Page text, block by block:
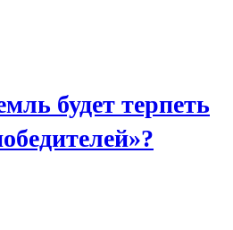
будет терпеть